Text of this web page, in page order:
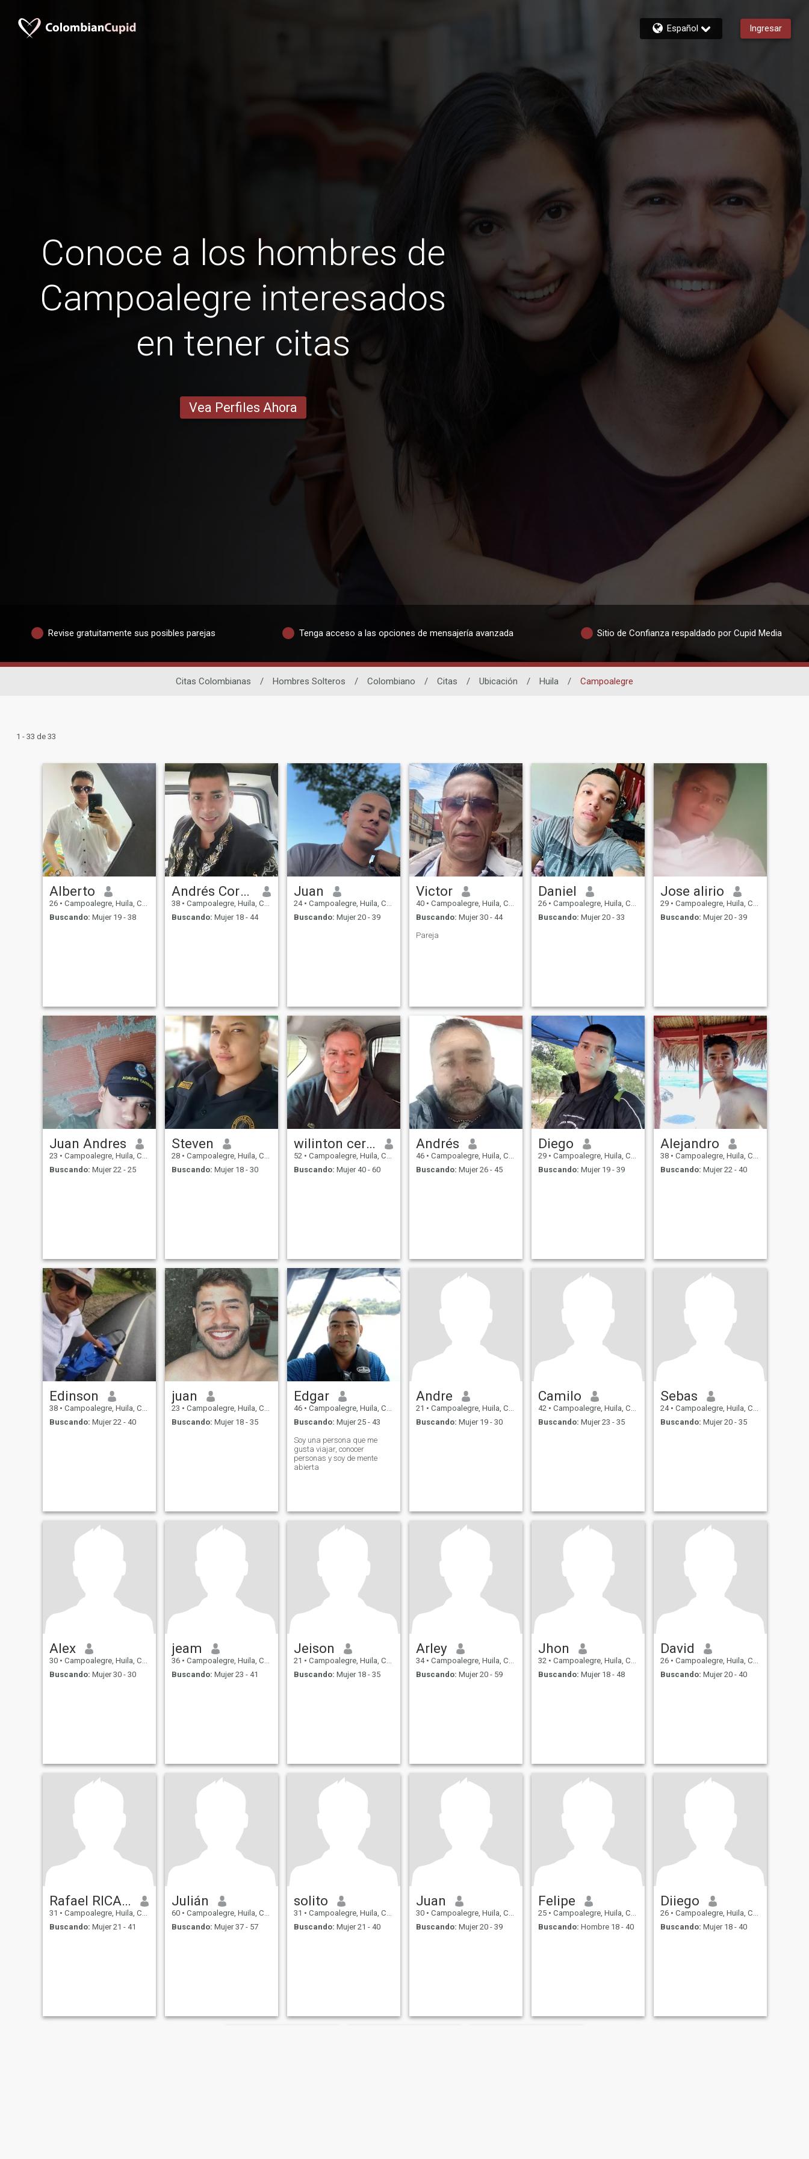
Español Ingresar
Conoce a los hombres de
Campoalegre interesados
​​en tener citas
Vea Perfiles Ahora
Revise gratuitamente sus posibles parejas Tenga acceso a las opciones de mensajería avanzada Sitio de Confianza respaldado por Cupid Media
Citas Colombianas / Hombres Solteros / Colombiano / Citas / Ubicación / Huila / Campoalegre
1 - 33 de 33
Alberto
26 • Campoalegre, Huila, Colombia
Buscando: Mujer 19 - 38
Andrés Cortes
38 • Campoalegre, Huila, Colombia
Buscando: Mujer 18 - 44
Juan
24 • Campoalegre, Huila, Colombia
Buscando: Mujer 20 - 39
Victor
40 • Campoalegre, Huila, Colombia
Buscando: Mujer 30 - 44
Pareja
Daniel
26 • Campoalegre, Huila, Colombia
Buscando: Mujer 20 - 33
Jose alirio
29 • Campoalegre, Huila, Colombia
Buscando: Mujer 20 - 39
Juan Andres
23 • Campoalegre, Huila, Colombia
Buscando: Mujer 22 - 25
Steven
28 • Campoalegre, Huila, Colombia
Buscando: Mujer 18 - 30
wilinton cerquera
52 • Campoalegre, Huila, Colombia
Buscando: Mujer 40 - 60
Andrés
46 • Campoalegre, Huila, Colombia
Buscando: Mujer 26 - 45
Diego
29 • Campoalegre, Huila, Colombia
Buscando: Mujer 19 - 39
Alejandro
38 • Campoalegre, Huila, Colombia
Buscando: Mujer 22 - 40
Edinson
38 • Campoalegre, Huila, Colombia
Buscando: Mujer 22 - 40
juan
23 • Campoalegre, Huila, Colombia
Buscando: Mujer 18 - 35
Edgar
46 • Campoalegre, Huila, Colombia
Buscando: Mujer 25 - 43
Soy una persona que me
gusta viajar, conocer
personas y soy de mente
abierta
Andre
21 • Campoalegre, Huila, Colombia
Buscando: Mujer 19 - 30
Camilo
42 • Campoalegre, Huila, Colombia
Buscando: Mujer 23 - 35
Sebas
24 • Campoalegre, Huila, Colombia
Buscando: Mujer 20 - 35
Alex
30 • Campoalegre, Huila, Colombia
Buscando: Mujer 30 - 30
jeam
36 • Campoalegre, Huila, Colombia
Buscando: Mujer 23 - 41
Jeison
21 • Campoalegre, Huila, Colombia
Buscando: Mujer 18 - 35
Arley
34 • Campoalegre, Huila, Colombia
Buscando: Mujer 20 - 59
Jhon
32 • Campoalegre, Huila, Colombia
Buscando: Mujer 18 - 48
David
26 • Campoalegre, Huila, Colombia
Buscando: Mujer 20 - 40
Rafael RICARDO
31 • Campoalegre, Huila, Colombia
Buscando: Mujer 21 - 41
Julián
60 • Campoalegre, Huila, Colombia
Buscando: Mujer 37 - 57
solito
31 • Campoalegre, Huila, Colombia
Buscando: Mujer 21 - 40
Juan
30 • Campoalegre, Huila, Colombia
Buscando: Mujer 20 - 39
Felipe
25 • Campoalegre, Huila, Colombia
Buscando: Hombre 18 - 40
Diiego
26 • Campoalegre, Huila, Colombia
Buscando: Mujer 18 - 40